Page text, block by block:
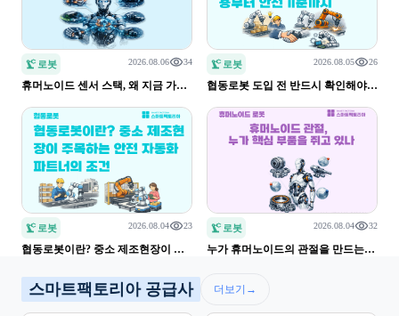
로봇 2026.08.06 34
휴머노이드 센서 스택, 왜 지금 가장
깊이·IMU·촉각 통합 플랫폼의 기회
로봇 2026.08.05 26
협동로봇 도입 전 반드시 확인해야
까지
로봇 2026.08.04 23
협동로봇이란? 중소 제조현장이 주
로봇 2026.08.04 32
누가 휴머노이드의 관절을 만드는가
스마트팩토리아 공급사 더보기 →